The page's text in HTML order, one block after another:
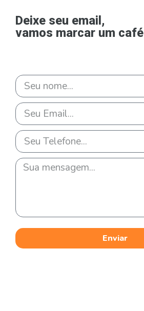
Deixe seu email,
vamos marcar um café
Enviar